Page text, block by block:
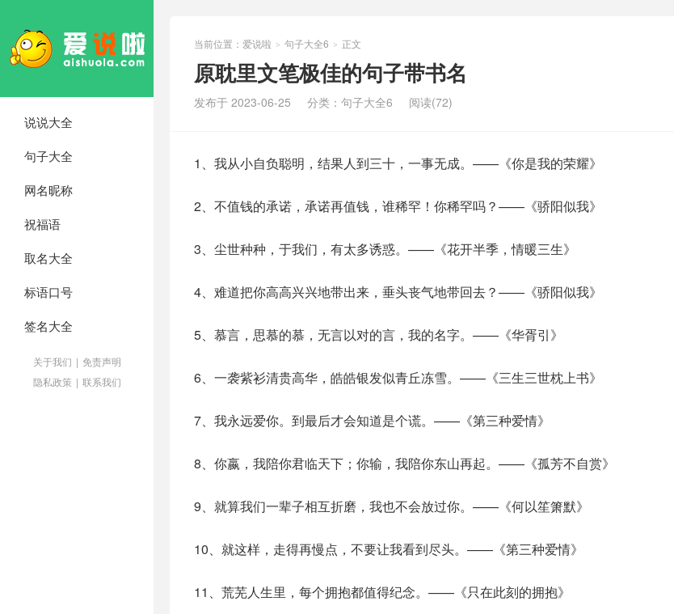
说说大全
句子大全
网名昵称
祝福语
取名大全
标语口号
签名大全
关于我们 | 免责声明
隐私政策 | 联系我们
当前位置： 爱说啦 > 句子大全6 > 正文
原耽里文笔极佳的句子带书名
发布于 2023-06-25 分类： 句子大全6 阅读(72)
1、我从小自负聪明，结果人到三十，一事无成。——《你是我的荣耀》
2、不值钱的承诺，承诺再值钱，谁稀罕！你稀罕吗？——《骄阳似我》
3、尘世种种，于我们，有太多诱惑。——《花开半季，情暖三生》
4、难道把你高高兴兴地带出来，垂头丧气地带回去？——《骄阳似我》
5、慕言，思慕的慕，无言以对的言，我的名字。——《华胥引》
6、一袭紫衫清贵高华，皓皓银发似青丘冻雪。——《三生三世枕上书》
7、我永远爱你。到最后才会知道是个谎。——《第三种爱情》
8、你嬴，我陪你君临天下；你输，我陪你东山再起。——《孤芳不自赏》
9、就算我们一辈子相互折磨，我也不会放过你。——《何以笙箫默》
10、就这样，走得再慢点，不要让我看到尽头。——《第三种爱情》
11、荒芜人生里，每个拥抱都值得纪念。——《只在此刻的拥抱》